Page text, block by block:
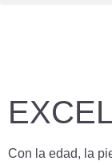
Con la edad, la